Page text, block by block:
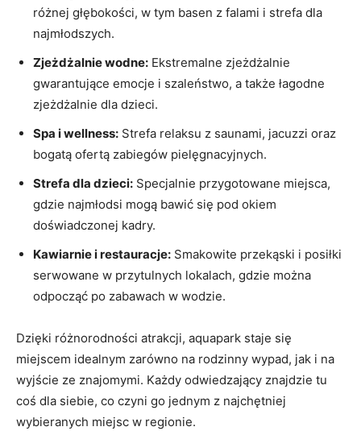
różnej głębokości, w tym basen z falami i strefa dla
najmłodszych.
Zjeżdżalnie wodne: Ekstremalne zjeżdżalnie
gwarantujące emocje i szaleństwo, a także łagodne
zjeżdżalnie dla dzieci.
Spa i wellness: Strefa relaksu z saunami, jacuzzi oraz
bogatą ofertą zabiegów pielęgnacyjnych.
Strefa dla dzieci: Specjalnie przygotowane miejsca,
gdzie najmłodsi mogą bawić się pod okiem
doświadczonej kadry.
Kawiarnie i restauracje: Smakowite przekąski i posiłki
serwowane w przytulnych lokalach, gdzie można
odpocząć po zabawach w wodzie.
Dzięki różnorodności atrakcji, aquapark staje się
miejscem idealnym zarówno na rodzinny wypad, jak i na
wyjście ze znajomymi. Każdy odwiedzający znajdzie tu
coś dla siebie, co czyni go jednym z najchętniej
wybieranych miejsc w regionie.